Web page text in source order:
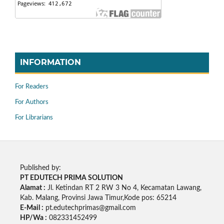
INFORMATION
For Readers
For Authors
For Librarians
Published by:
PT EDUTECH PRIMA SOLUTION
Alamat : Jl. Ketindan RT 2 RW 3 No 4, Kecamatan Lawang,
Kab. Malang, Provinsi Jawa Timur,Kode pos: 65214
E-Mail : pt.edutechprimas@gmail.com
HP/Wa : 082331452499